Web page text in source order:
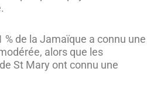
de la Jamaïque a connu une
alors que les
St Mary ont connu une